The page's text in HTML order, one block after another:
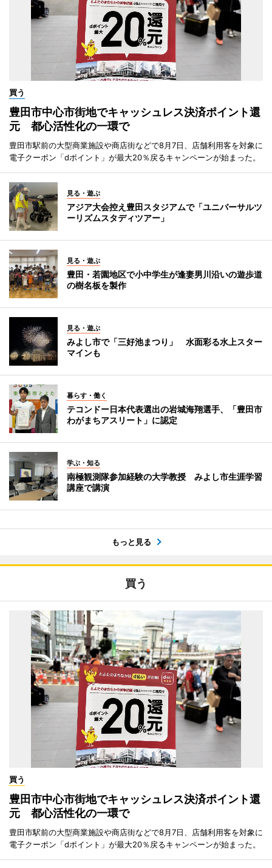
買う
豊田市中心市街地でキャッシュレス決済ポイント還
元 都心活性化の一環で
豊田市駅前の大型商業施設や商店街などで8月7日、店舗利用客を対象に
電子クーポン「dポイント」が最大20％戻るキャンペーンが始まった。
見る・遊ぶ
アジア大会控え豊田スタジアムで「ユニバーサルツ
ーリズムスタディツアー」
見る・遊ぶ
豊田・若園地区で小中学生が逢妻男川沿いの遊歩道
の樹名板を製作
見る・遊ぶ
みよし市で「三好池まつり」 水面彩る水上スター
マインも
暮らす・働く
テコンドー日本代表選出の岩城海翔選手、「豊田市
わがまちアスリート」に認定
学ぶ・知る
南極観測隊参加経験の大学教授 みよし市生涯学習
講座で講演
もっと見る
買う
買う
豊田市中心市街地でキャッシュレス決済ポイント還
元 都心活性化の一環で
豊田市駅前の大型商業施設や商店街などで8月7日、店舗利用客を対象に
電子クーポン「dポイント」が最大20％戻るキャンペーンが始まった。